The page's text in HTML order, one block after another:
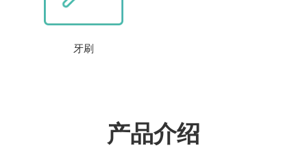
牙刷
产品介绍